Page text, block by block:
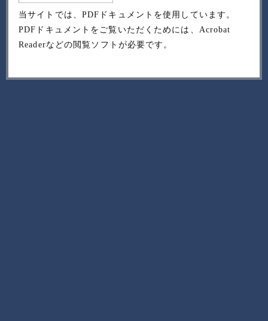
当サイトでは、PDFドキュメントを使用しています。
PDFドキュメントをご覧いただくためには、Acrobat
Readerなどの閲覧ソフトが必要です。